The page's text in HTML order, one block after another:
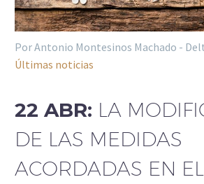
Por Antonio Montesinos Machado -
Últimas noticias
22 ABR: LA
DE LAS MEDIDAS
ACORDADAS EN EL